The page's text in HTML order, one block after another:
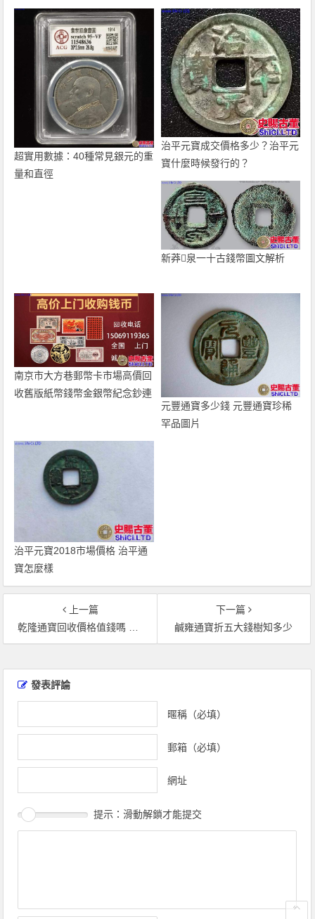
超實用數據：40種常見銀元的重
量和直徑
治平元寶成交價格多少？治平元
寶什麼時候發行的？
新莽泉一十古錢幣圖文解析
南京市大方巷郵幣卡市場高價回
收舊版紙幣錢幣金銀幣紀念鈔連
元豐通寶多少錢 元豐通寶珍稀
罕品圖片
治平元寶2018市場價格 治平通
寶怎麼樣
上一篇
乾隆通寶回收價格值錢嗎 乾隆通寶圖片價格表一覽
下一篇
鹹雍通寶折五大錢樹知多少
發表評論
暱稱（必填）
郵箱（必填）
網址
提示：滑動解鎖才能提交